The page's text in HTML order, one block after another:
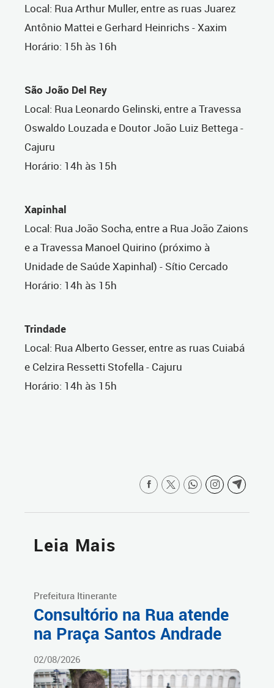
Local: Rua Arthur Muller, entre as ruas Juarez
Antônio Mattei e Gerhard Heinrichs - Xaxim
Horário: 15h às 16h
São João Del Rey
Local: Rua Leonardo Gelinski, entre a Travessa
Oswaldo Louzada e Doutor João Luiz Bettega -
Cajuru
Horário: 14h às 15h
Xapinhal
Local: Rua João Socha, entre a Rua João Zaions
e a Travessa Manoel Quirino (próximo à
Unidade de Saúde Xapinhal) - Sítio Cercado
Horário: 14h às 15h
Trindade
Local: Rua Alberto Gesser, entre as ruas Cuiabá
e Celzira Ressetti Stofella - Cajuru
Horário: 14h às 15h
Leia Mais
Prefeitura Itinerante
Consultório na Rua atende
na Praça Santos Andrade
02/08/2026